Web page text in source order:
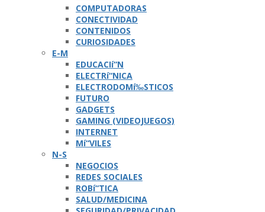
COMPUTADORAS
CONECTIVIDAD
CONTENIDOS
CURIOSIDADES
E-M
EDUCACIí“N
ELECTRí“NICA
ELECTRODOMí‰STICOS
FUTURO
GADGETS
GAMING (VIDEOJUEGOS)
INTERNET
Mí“VILES
N-S
NEGOCIOS
REDES SOCIALES
ROBí“TICA
SALUD/MEDICINA